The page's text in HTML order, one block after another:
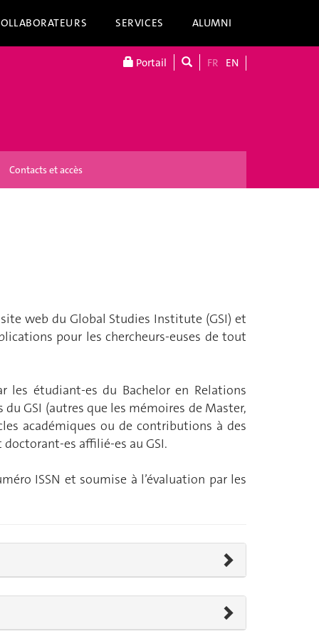
SERVICES ALUMNI
Portail FR EN
Contacts et accès
web du Global Studies Institute (GSI) et
pour les chercheurs-euses de tout
les étudiant-es du Bachelor en Relations
GSI (autres que les mémoires de Master,
académiques ou de contributions à des
es affilié-es au GSI.
ISSN et soumise à l’évaluation par les